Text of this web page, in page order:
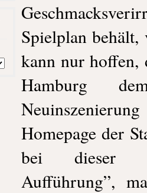
Spielplan
kann nur hoffen,
Hamburg
Homepage der
bei dieser
Aufführung”,